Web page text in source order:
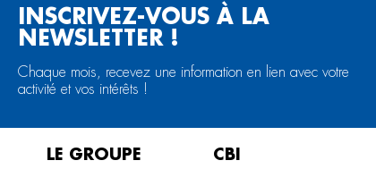
INSCRIVEZ-VOUS À LA
NEWSLETTER !
Chaque mois, recevez une information en lien avec votre
activité et vos intérêts !
LE GROUPE CBI